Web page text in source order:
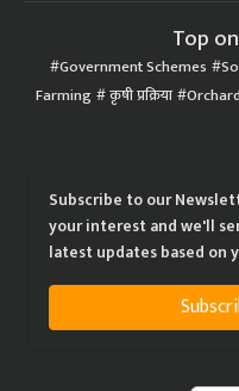
Top
Government Schemes
Farming कृषी प्रक्रिया
Subscribe to our
your interest and we'll
latest updates based on